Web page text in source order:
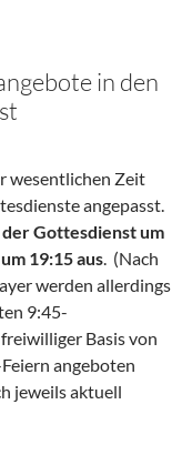
in den
wesentlichen Zeit
angepasst.
der Gottesdienst um
19:15 aus. (Nach
werden allerdings
9:45-
Basis von
angeboten
jeweils aktuell